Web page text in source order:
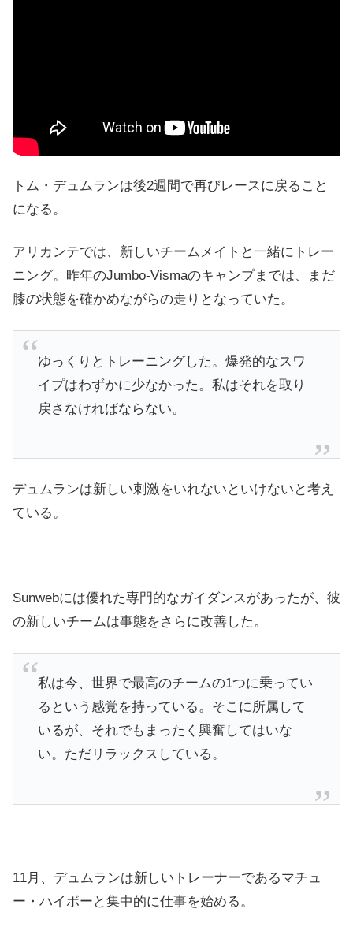
トム・デュムランは後2週間で再びレースに戻ること
になる。
アリカンテでは、新しいチームメイトと一緒にトレー
ニング。昨年のJumbo-Vismaのキャンプまでは、まだ
膝の状態を確かめながらの走りとなっていた。
ゆっくりとトレーニングした。爆発的なスワ
イプはわずかに少なかった。私はそれを取り
戻さなければならない。
デュムランは新しい刺激をいれないといけないと考え
ている。
Sunwebには優れた専門的なガイダンスがあったが、彼
の新しいチームは事態をさらに改善した。
私は今、世界で最高のチームの1つに乗ってい
るという感覚を持っている。そこに所属して
いるが、それでもまったく興奮してはいな
い。ただリラックスしている。
11月、デュムランは新しいトレーナーであるマチュ
ー・ハイボーと集中的に仕事を始める。